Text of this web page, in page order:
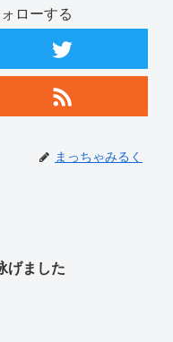
ローする
まっちゃみるく
げました